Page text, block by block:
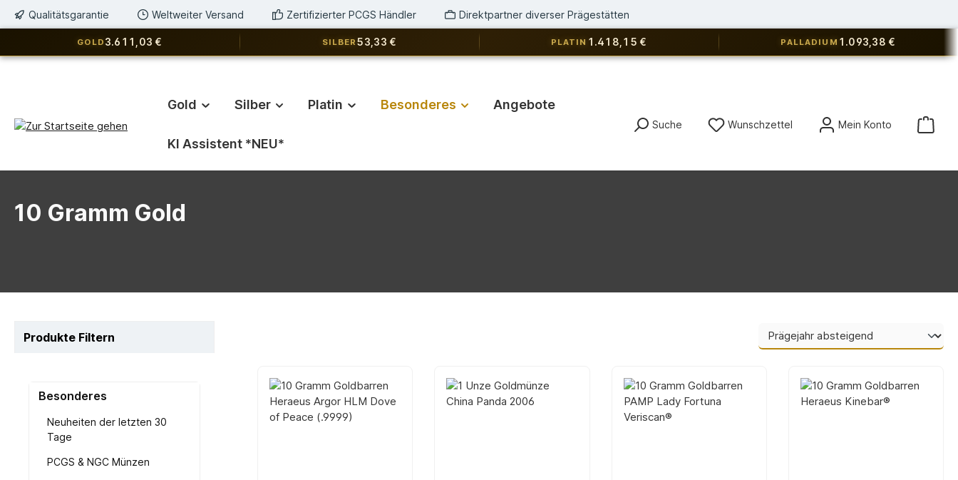
Zur Hauptnavigation springen
Qualitätsgarantie Weltweiter Versand Zertifizierter PCGS Händler Direktpartner diverser Prägestätten
GOLD 3.611,03 € SILBER 53,33 € PLATIN 1.418,15 € PALLADIUM 1.093,38 €
Gold Silber Platin Besonderes Angebote
KI Assistent *NEU*
Suche Wunschzettel Du hast 0 Produkte auf dem
Mein Konto
10 Gramm Gold
Produkte Filtern
Besonderes
Neuheiten der letzten 30
Tage
PCGS & NGC Münzen